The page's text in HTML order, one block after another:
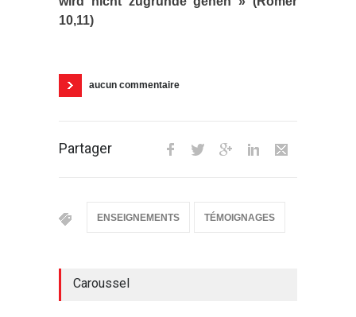
10,11)
aucun commentaire
Partager
ENSEIGNEMENTS TÉMOIGNAGES
Caroussel